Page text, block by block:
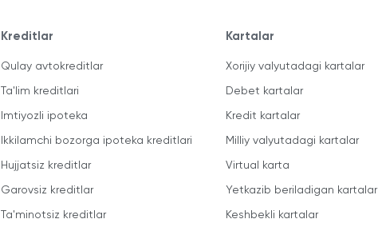
Kreditlar
Qulay avtokreditlar
Ta'lim kreditlari
Imtiyozli ipoteka
Ikkilamchi bozorga ipoteka kreditlari
Hujjatsiz kreditlar
Garovsiz kreditlar
Ta'minotsiz kreditlar
Kartalar
Xorijiy valyutadagi kartalar
Debet kartalar
Kredit kartalar
Milliy valyutadagi kartalar
Virtual karta
Yetkazib beriladigan kartalar
Keshbekli kartalar